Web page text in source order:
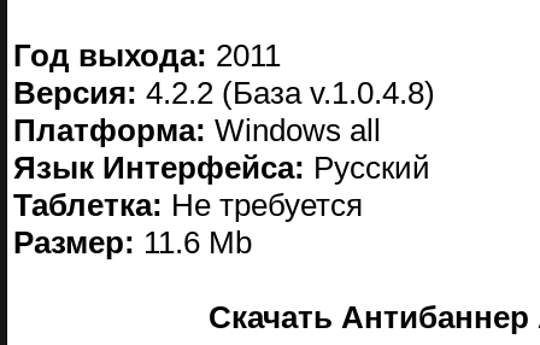
Год выхода: 2011
Версия: 4.2.2 (База v.1.0.4.8)
Платформа: Windows all
Язык Интерфейса: Русский
Таблетка: Не требуется
Размер: 11.6 Mb
Скачать Антибаннер